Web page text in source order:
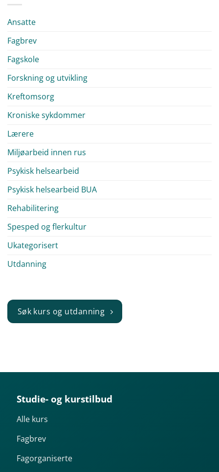
Ansatte
Fagbrev
Fagskole
Forskning og utvikling
Kreftomsorg
Kroniske sykdommer
Lærere
Miljøarbeid innen rus
Psykisk helsearbeid
Psykisk helsearbeid BUA
Rehabilitering
Spesped og flerkultur
Ukategorisert
Utdanning
Søk kurs og utdanning
Studie- og kurstilbud
Alle kurs
Fagbrev
Fagorganiserte